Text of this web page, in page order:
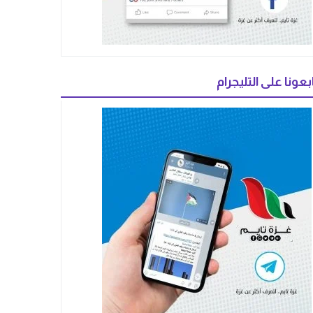
على التليجرام